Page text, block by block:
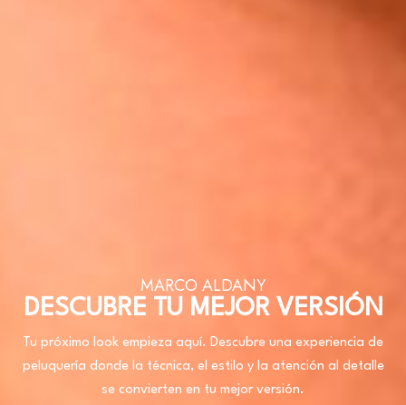
MARCO ALDANY
DESCUBRE TU MEJOR VERSIÓN
Tu próximo look empieza aquí. Descubre una experiencia de
peluquería donde la técnica, el estilo y la atención al detalle
se convierten en tu mejor versión.